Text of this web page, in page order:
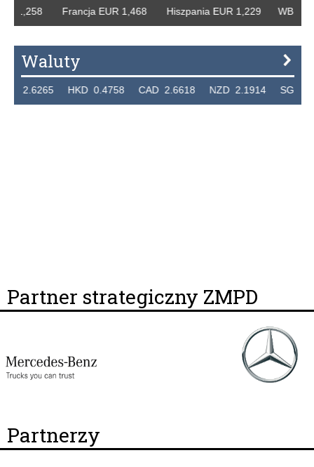
1,258 Francja EUR 1,468 Hiszpania EUR 1,229 WB
Waluty
HKD 0.4758 CAD 2.6618 NZD 2.1914 SGD
Partner strategiczny ZMPD
Partnerzy